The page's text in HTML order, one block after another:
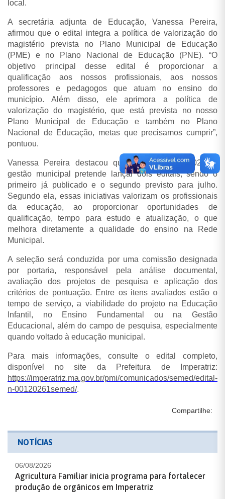
local.
A secretária adjunta de Educação, Vanessa Pereira,
afirmou que o edital integra a política de valorização do
magistério prevista no Plano Municipal de Educação
(PME) e no Plano Nacional de Educação (PNE). “O
objetivo principal desse edital é proporcionar a
qualificação aos nossos profissionais, aos nossos
professores e pedagogos que atuam no ensino do
município. Além disso, ele aprimora a política de
valorização do magistério, que está prevista no nosso
Plano Municipal de Educação e também no Plano
Nacional de Educação, metas que precisamos cumprir”,
pontuou.
Vanessa Pereira destacou que, ao longo de 2026, a
gestão municipal pretende lançar dois editais, sendo o
primeiro já publicado e o segundo previsto para julho.
Segundo ela, essas iniciativas valorizam os profissionais
da educação, ao proporcionar oportunidades de
qualificação, tempo para estudo e atualização, o que
melhora diretamente a qualidade do ensino na Rede
Municipal.
A seleção será conduzida por uma comissão designada
por portaria, responsável pela análise documental,
avaliação dos projetos de pesquisa e aplicação dos
critérios de pontuação. Entre os itens avaliados estão o
tempo de serviço, a viabilidade do projeto na Educação
Infantil, no Ensino Fundamental ou na Gestão
Educacional, além do campo de pesquisa, especialmente
quando voltado à educação municipal.
Para mais informações, consulte o edital completo,
disponível no site da Prefeitura de Imperatriz:
https://imperatriz.ma.gov.br/pmi/comunicados/semed/edital-
n-00120261semed/.
Compartilhe:
NOTÍCIAS
06/08/2026
Agricultura Familiar inicia programa para fortalecer
produção de orgânicos em Imperatriz